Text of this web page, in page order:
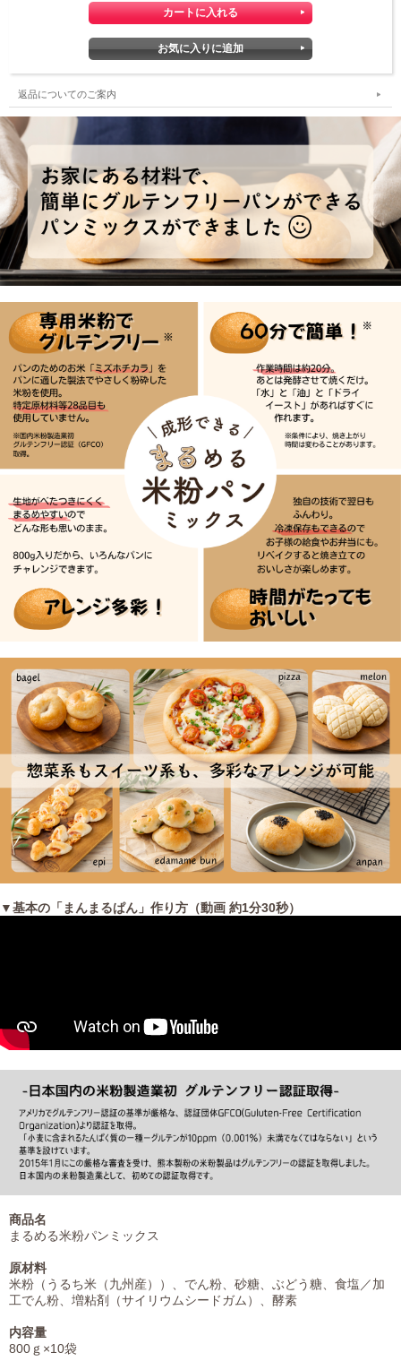
「水」と「油」と「インスタントドライイースト」があれば、すぐに作れます。
■アレンジ多彩！■
生地がべたつきにくく丸めやすいので、どんな形もおもいのまま。
いろんなアレンジレシピもご紹介しています！！
👉アレンジレシピはこちら
■時間がたってもおいしい■
独自の技術で翌日もふんわり。冷凍保存もできるので、お子様の給食やお弁当に
も。
リベイクすると焼き立てのおいしさが楽しめます。
※条件により、作業時間は変わることがあります。
返品についてのご案内
▼基本の「まんまるぱん」作り方（動画 約1分30秒）
商品名
まるめる米粉パンミックス
原材料
米粉（うるち米（九州産））、でん粉、砂糖、ぶどう糖、食塩／加
工でん粉、増粘剤（サイリウムシードガム）、酵素
内容量
800ｇ×10袋